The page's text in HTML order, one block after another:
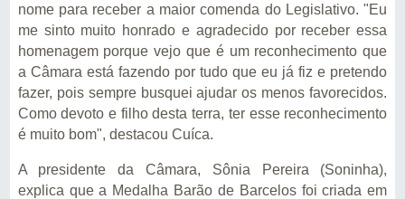
nome para receber a maior comenda do Legislativo. "Eu
me sinto muito honrado e agradecido por receber essa
homenagem porque vejo que é um reconhecimento que
a Câmara está fazendo por tudo que eu já fiz e pretendo
fazer, pois sempre busquei ajudar os menos favorecidos.
Como devoto e filho desta terra, ter esse reconhecimento
é muito bom", destacou Cuíca.
A presidente da Câmara, Sônia Pereira (Soninha),
explica que a Medalha Barão de Barcelos foi criada em